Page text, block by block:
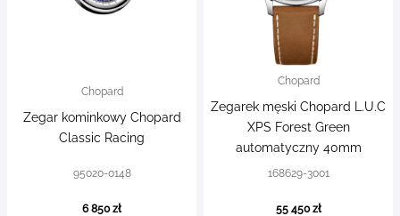
Chopard
Zegar kominkowy Chopard
Classic Racing
95020-0148
6 850 zł
Chopard
Zegarek męski Chopard L.U.C
XPS Forest Green
automatyczny 40mm
168629-3001
55 450 zł